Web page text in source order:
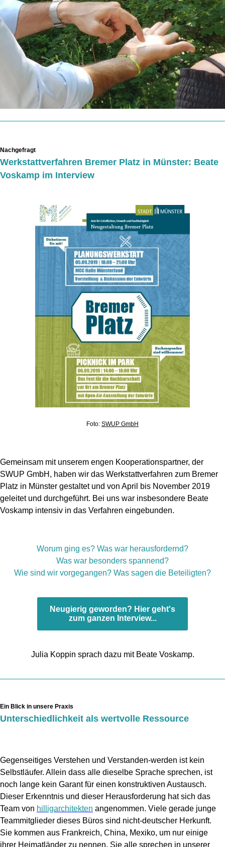
Nachgefragt
Werkstattverfahren Bremer Platz in Münster: Beate
Voskamp im Interview
Foto: SWUP GmbH
Gemeinsam mit unserem engen Kooperationspartner, der
SWUP GmbH, haben wir das Werkstattverfahren zum Bremer
Platz in Münster gestaltet und von April bis November 2019
geleitet und durchgeführt. Bei uns war insbesondere Beate
Voskamp intensiv in das Verfahren eingebunden.
Worum ging es? Was war herausfordernd?
Was war besonders spannend?
Wie sind wir vorgegangen? Was sagen die Beteiligten?
Neugierig geworden? Hier geht's
zum ganzen Interview...
Julia Koppin sprach dazu mit Beate Voskamp.
Ein Blick in unsere Praxis
Unterschiedlichkeit als wertvolle Ressource
Gegenseitiges Verstehen und Verstanden-werden ist kein
Selbstläufer. Allein dass alle dieselbe Sprache sprechen, ist
noch lange kein Garant für einen konstruktiven Austausch.
Dieser Erkenntnis und dieser Herausforderung hat sich das
Team von hilligarchitekten angenommen. Viele gerade junge
Teammitglieder dieses Büros sind nicht-deutscher Herkunft.
Sie kommen aus Frankreich, China, Mexiko, um nur einige
ihrer Heimatländer zu nennen. Sie alle sprechen in unserer